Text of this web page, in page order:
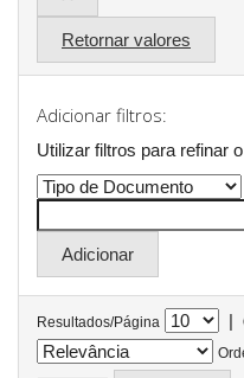
Retornar valores
Adicionar filtros:
Utilizar filtros para refinar
Resultados/Página |